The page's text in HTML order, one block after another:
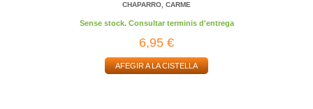
CHAPARRO, CARME
Sense stock. Consultar terminis d'entrega
6,95 €
AFEGIR A LA CISTELLA